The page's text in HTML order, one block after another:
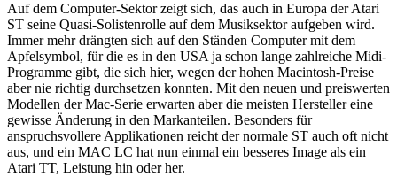
Auf dem Computer-Sektor zeigt sich, das auch in Europa der Atari
ST seine Quasi-Solistenrolle auf dem Musiksektor aufgeben wird.
Immer mehr drängten sich auf den Ständen Computer mit dem
Apfelsymbol, für die es in den USA ja schon lange zahlreiche Midi-
Programme gibt, die sich hier, wegen der hohen Macintosh-Preise
aber nie richtig durchsetzen konnten. Mit den neuen und preiswerten
Modellen der Mac-Serie erwarten aber die meisten Hersteller eine
gewisse Änderung in den Markanteilen. Besonders für
anspruchsvollere Applikationen reicht der normale ST auch oft nicht
aus, und ein MAC LC hat nun einmal ein besseres Image als ein
Atari TT, Leistung hin oder her.